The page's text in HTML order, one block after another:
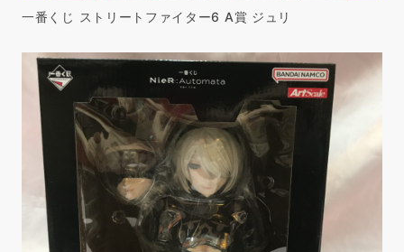
一番くじ ストリートファイター6 A賞 ジュリ